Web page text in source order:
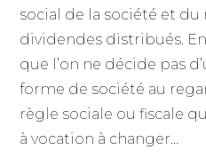
social de la société et
dividendes distribués.
que l’on ne décide pas
forme de société au
règle sociale ou fiscale
à vocation à changer…